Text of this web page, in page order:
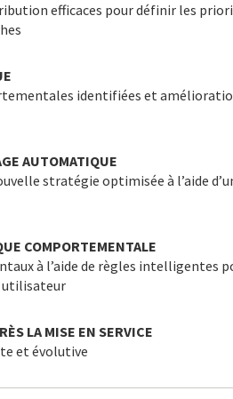
efficaces pour définir les
identifiées et
AUTOMATIQUE
stratégie optimisée à l’aide
COMPORTEMENTALE
à l’aide de règles intelligentes
utilisateur
LA MISE EN SERVICE
et évolutive